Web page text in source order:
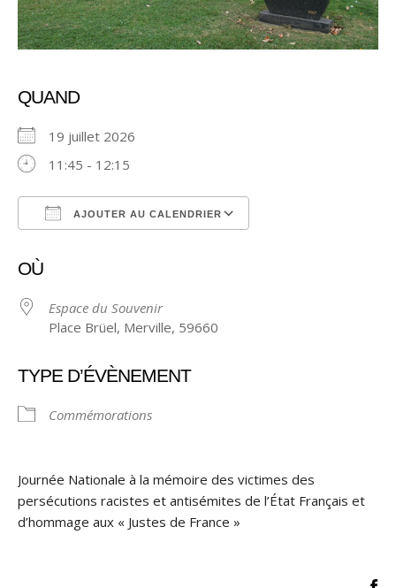
QUAND
19 juillet 2026
11:45 - 12:15
AJOUTER AU CALENDRIER
OÙ
Espace du Souvenir
Place Brüel, Merville, 59660
TYPE D’ÉVÈNEMENT
Commémorations
Journée Nationale à la mémoire des victimes des
persécutions racistes et antisémites de l’État Français et
d’hommage aux « Justes de France »